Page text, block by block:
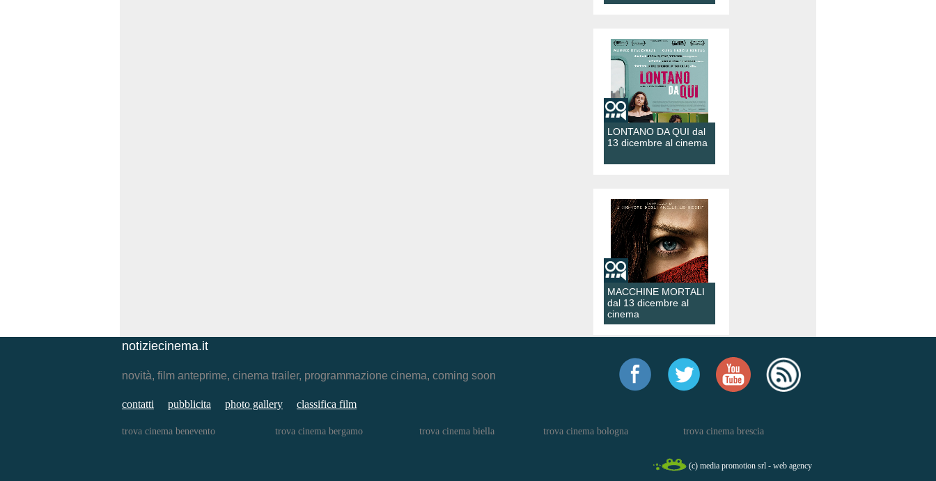
LONTANO DA QUI dal
13 dicembre al cinema
MACCHINE MORTALI
dal 13 dicembre al
cinema
notiziecinema.it
novità, film anteprime, cinema trailer, programmazione cinema, coming soon
contatti pubblicita photo gallery classifica film
trova cinema benevento trova cinema bergamo trova cinema biella trova cinema bologna trova cinema brescia
(c) media promotion srl - web agency